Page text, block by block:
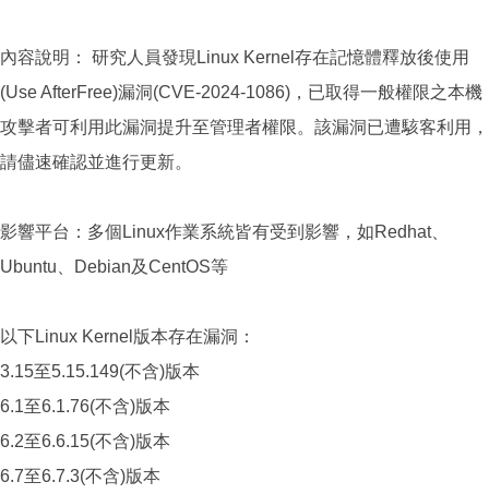
內容說明： 研究人員發現Linux Kernel存在記憶體釋放後使用
(Use AfterFree)漏洞(CVE-2024-1086)，已取得一般權限之本機
攻擊者可利用此漏洞提升至管理者權限。該漏洞已遭駭客利用，
請儘速確認並進行更新。
影響平台：多個Linux作業系統皆有受到影響，如Redhat、
Ubuntu、Debian及CentOS等
以下Linux Kernel版本存在漏洞：
3.15至5.15.149(不含)版本
6.1至6.1.76(不含)版本
6.2至6.6.15(不含)版本
6.7至6.7.3(不含)版本